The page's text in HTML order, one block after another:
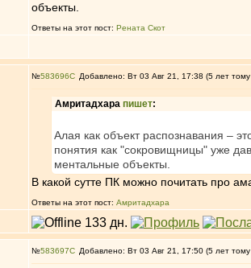
объекты.
Ответы на этот пост: Рената Скот
№583696 Добавлено: Вт 03 Авг 21, 17:38 (5 лет
Амритадхара пишет:
Алая как объект распознавания –
понятия как "сокровищницы" уже
ментальные объекты.
В какой сутте ПК можно почитать про
Ответы на этот пост: Амритадхара
№583697 Добавлено: Вт 03 Авг 21, 17:50 (5 лет